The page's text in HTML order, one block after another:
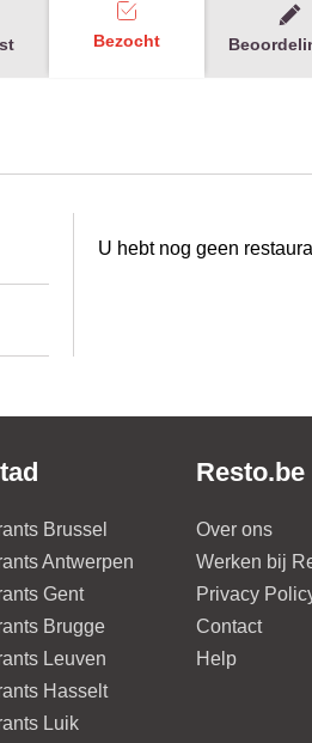
Bezocht
U hebt nog geen
Brussel
Antwerpen
Gent
Brugge
Leuven
Hasselt
Luik
Resto.be
Over ons
Werken bij
Privacy
Contact
Help